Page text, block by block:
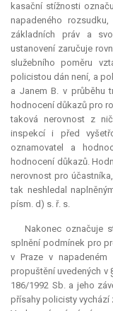
kasační stížnosti
napadeného
základních práv a
ustanovení zaručuje
služebního poměru
policistou dán není, a
a Janem B. v průběhu
hodnocení důkazů pro
taková nerovnost z
inspekcí i před
oznamovatel a
hodnocení důkazů.
nerovnost pro
tak neshledal
písm. d) s. ř. s.
Nakonec označuje
splnění podmínek pro
v Praze v napadeném
propuštění uvedených v
186/1992 Sb. a jeho
přísahy policisty